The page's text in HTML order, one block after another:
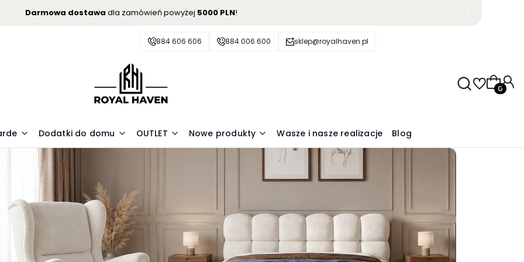
Darmowa dostawa dla zamówień powyżej 5000 PLN!
884 606 606 884 006 600 sklep@royalhaven.pl
Dodatki do domu OUTLET Nowe produkty Wasze i nasze realizacje Blog